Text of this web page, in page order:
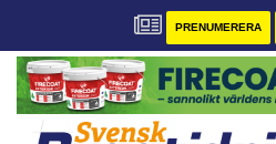
PRENUMERERA